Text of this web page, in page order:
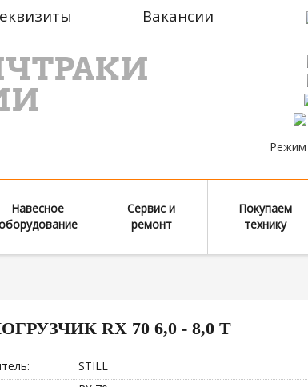
Вакансии
Режим
Навесное
Сервис и
ремонт
Покупаем
технику
RX 70 6,0 - 8,0 Т
STILL